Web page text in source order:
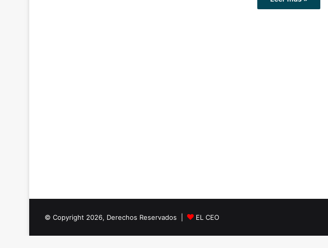
© Copyright 2026, Derechos Reservados | EL CEO